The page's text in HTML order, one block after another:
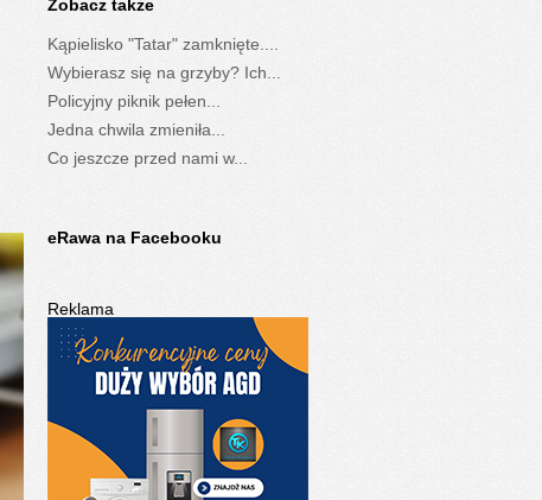
Zobacz także
Kąpielisko "Tatar" zamknięte....
Wybierasz się na grzyby? Ich...
Policyjny piknik pełen...
Jedna chwila zmieniła...
Co jeszcze przed nami w...
eRawa na Facebooku
Reklama